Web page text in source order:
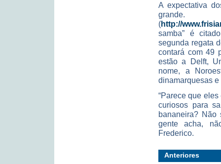
A expectativa
(http://
samba” é
segunda regata
contará com 49
estão a Delft,
nome, a
dinamarquesas
“Parece que
curiosos para
bananeira? Não
gente acha,
Frederico.
Anteriores